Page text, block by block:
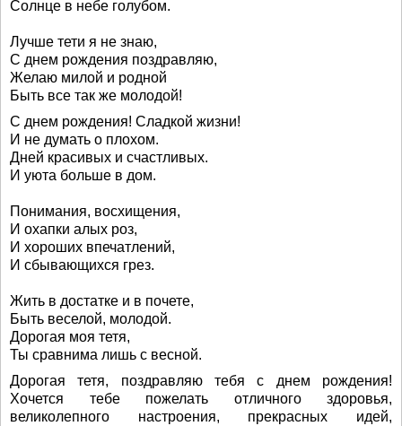
Солнце в небе голубом.
Лучше тети я не знаю,
С днем рождения поздравляю,
Желаю милой и родной
Быть все так же молодой!
С днем рождения! Сладкой жизни!
И не думать о плохом.
Дней красивых и счастливых.
И уюта больше в дом.
Понимания, восхищения,
И охапки алых роз,
И хороших впечатлений,
И сбывающихся грез.
Жить в достатке и в почете,
Быть веселой, молодой.
Дорогая моя тетя,
Ты сравнима лишь с весной.
Дорогая тетя, поздравляю тебя с днем рождения!
Хочется тебе пожелать отличного здоровья,
великолепного настроения, прекрасных идей,